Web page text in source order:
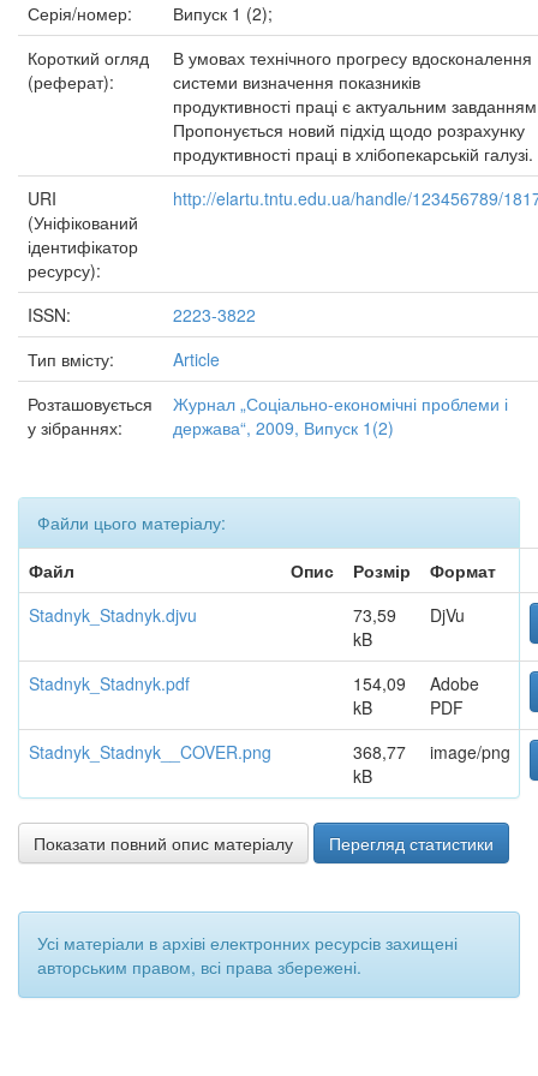
Серія/номер:
Випуск 1 (2);
Короткий огляд
(реферат):
В умовах технічного прогресу вдосконалення
системи визначення показників
продуктивності праці є актуальним
Пропонується новий підхід щодо розрахунку
продуктивності праці в хлібопекарській галузі.
URI
(Уніфікований
ідентифікатор
ресурсу):
http://elartu.tntu.edu.ua/handle/123456789/
ISSN:
2223-3822
Тип вмісту:
Article
Розташовується
у зібраннях:
Журнал „Соціально-економічні проблеми і
держава“, 2009, Випуск 1(2)
Файли цього матеріалу:
Файл
Опис Розмір
Формат
Stadnyk_Stadnyk.djvu
73,59
kB
DjVu
Stadnyk_Stadnyk.pdf
154,09
kB
Adobe
PDF
Stadnyk_Stadnyk__COVER.png
368,77
kB
image/png
Показати повний опис матеріалу Перегляд статистики
Усі матеріали в архіві електронних ресурсів захищені
авторським правом, всі права збережені.